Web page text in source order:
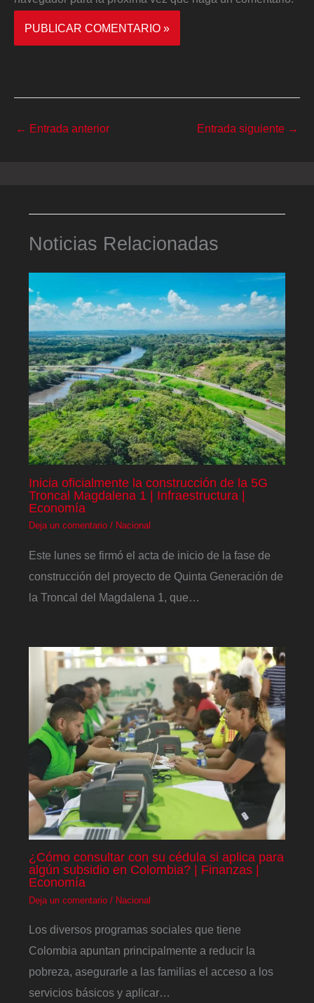
← Entrada anterior Entrada siguiente →
Noticias Relacionadas
Inicia oficialmente la construcción de la 5G
Troncal Magdalena 1 | Infraestructura |
Economía
Deja un comentario / Nacional
Este lunes se firmó el acta de inicio de la fase de
construcción del proyecto de Quinta Generación de
la Troncal del Magdalena 1, que…
¿Cómo consultar con su cédula si aplica para
algún subsidio en Colombia? | Finanzas |
Economía
Deja un comentario / Nacional
Los diversos programas sociales que tiene
Colombia apuntan principalmente a reducir la
pobreza, asegurarle a las familias el acceso a los
servicios básicos y aplicar…